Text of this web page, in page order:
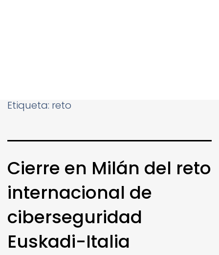
Etiqueta: reto
Cierre en Milán del reto
internacional de
ciberseguridad
Euskadi-Italia